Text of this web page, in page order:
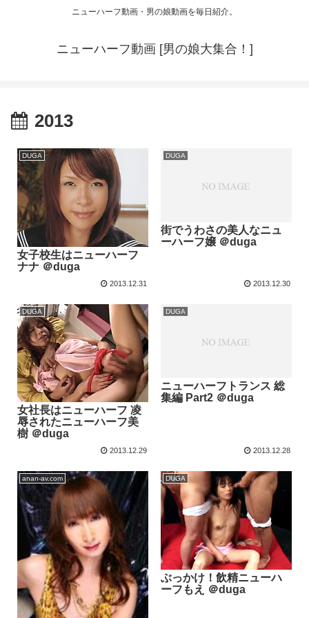
ニューハーフ動画・男の娘動画を毎日紹介。
ニューハーフ動画 [男の娘大集合！]
2013
DUGA
女子校生はニューハーフ
ナナ ＠duga
2013.12.31
DUGA
街でうわさの美人なニュ
ーハーフ嬢 ＠duga
2013.12.30
DUGA
女社長はニューハーフ 凌
辱されたニューハーフ美
樹 ＠duga
2013.12.29
DUGA
ニューハーフトランス 総
集編 Part2 ＠duga
2013.12.28
anan-av.com DUGA
ぶっかけ！飲精ニューハ
ーフもえ ＠duga